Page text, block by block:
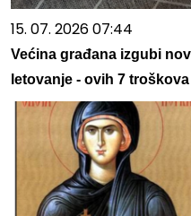
15. 07. 2026 07:44
Većina građana izgubi
letovanje - ovih 7